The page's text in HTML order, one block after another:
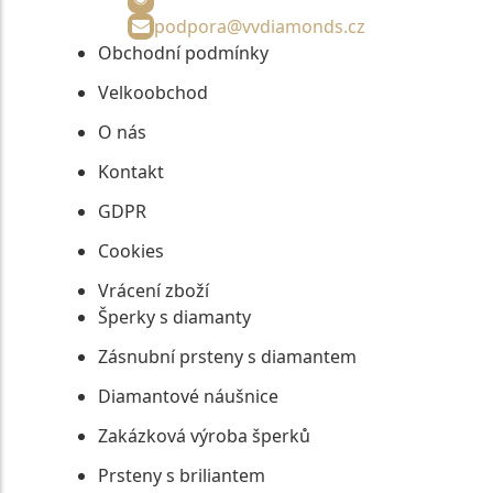
podpora@vvdiamonds.cz
Obchodní podmínky
Velkoobchod
O nás
Kontakt
GDPR
Cookies
Vrácení zboží
Šperky s diamanty
Zásnubní prsteny s diamantem
Diamantové náušnice
Zakázková výroba šperků
Prsteny s briliantem